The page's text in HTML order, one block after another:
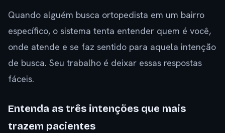
Quando alguém busca ortopedista em um bairro
específico, o sistema tenta entender quem é você,
onde atende e se faz sentido para aquela intenção
de busca. Seu trabalho é deixar essas respostas
fáceis.
Entenda as três intenções que mais
trazem pacientes